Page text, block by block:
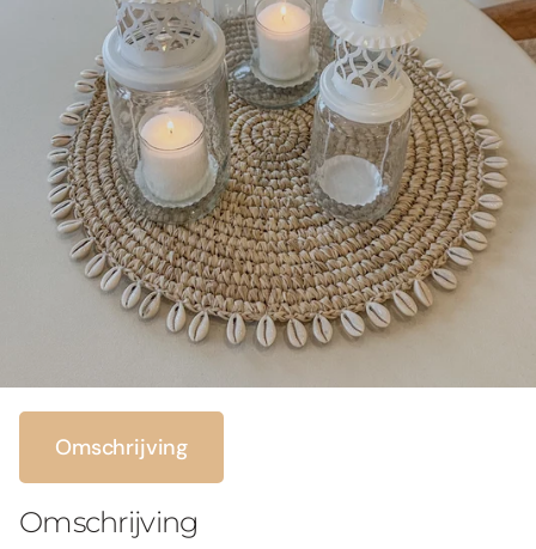
Omschrijving
Omschrijving